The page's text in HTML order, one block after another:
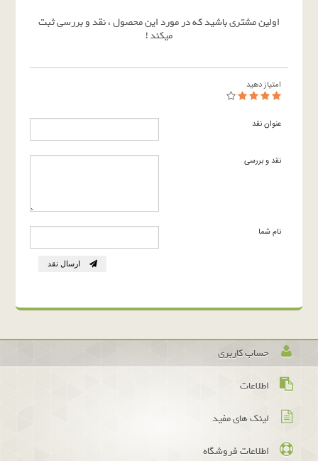
اولین مشتری باشید که در مورد این محصول ، نقد و بررسی ثبت
میکند !
امتیاز دهید
عنوان نقد
نقد و بررسی
نام شما
ارسال نقد
حساب کاربری
اطلاعات
لینک های مفید
اطلاعات فروشگاه